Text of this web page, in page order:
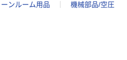
ーンルーム用品
機械部品/空圧